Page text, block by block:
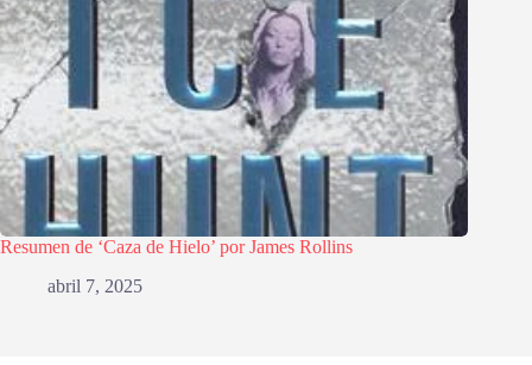
Resumen de ‘Caza de Hielo’ por James Rollins
abril 7, 2025